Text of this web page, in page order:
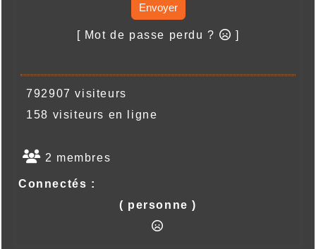
Envoyer
[ Mot de passe perdu ? ]
792907 visiteurs
158 visiteurs en ligne
2 membres
Connectés :
( personne )